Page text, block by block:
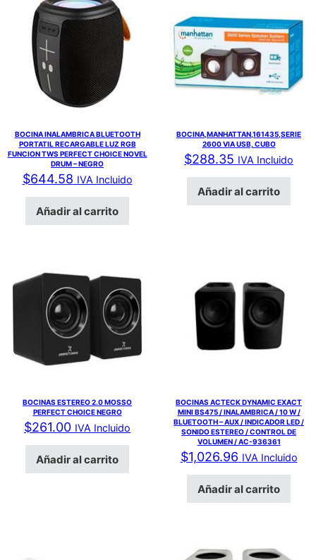
BOCINA INALAMBRICA BLUETOOTH
PORTATIL RECARGABLE LUZ RGB
FUNCION TWS PERFECT CHOICE NOVEL
DRUM – NEGRO
$644.58 IVA Incluido
Añadir al carrito
BOCINA,MANHATTAN,161435,SERIE
2600 VIA USB, CUBO
$288.35 IVA Incluido
Añadir al carrito
BOCINAS ESTEREO 2.0 MOSSO
PERFECT CHOICE NEGRO
$261.00 IVA Incluido
Añadir al carrito
BOCINAS ACTECK DYNAMIC EXACT
MINI BS475 / INALAMBRICA / 10 W /
BLUETOOTH – AUX / INDICADOR LED /
SONIDO ESTEREO / CONTROL DE
VOLUMEN / AC-936361
$1,026.96 IVA Incluido
Añadir al carrito